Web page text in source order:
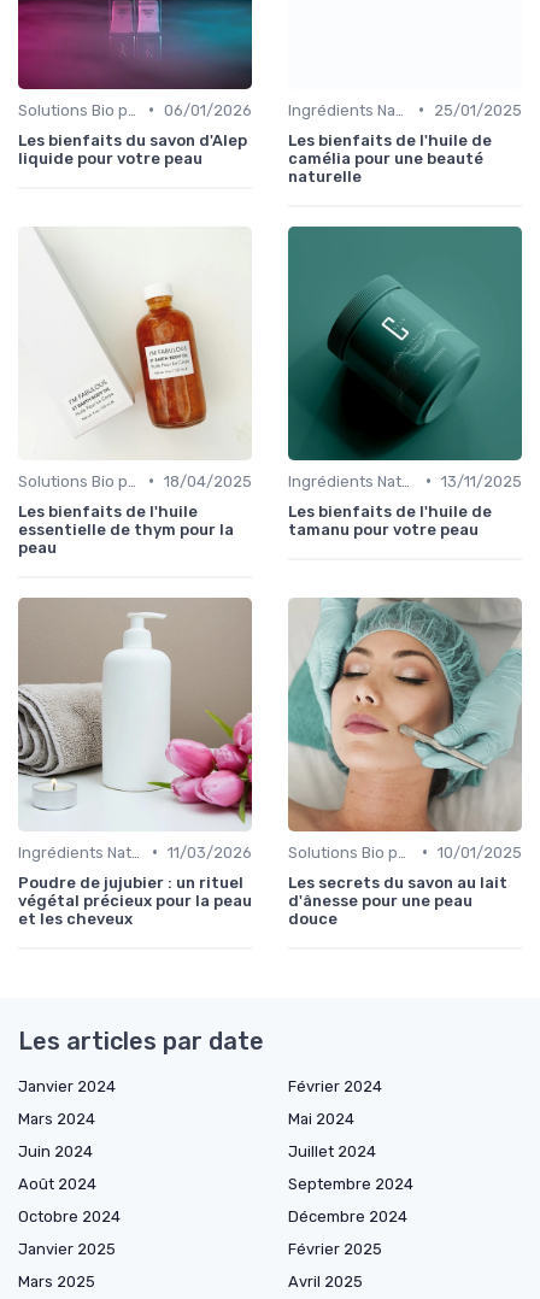
• 06/01/2026
Les bienfaits du savon d'Alep
liquide pour votre peau
•
25/01/2025
Les bienfaits de l'huile de
camélia pour une beauté
naturelle
• 18/04/2025
Les bienfaits de l'huile
essentielle de thym pour la
peau
• 13/11/2025
Les bienfaits de l'huile de
tamanu pour votre peau
• 11/03/2026
Poudre de jujubier : un rituel
végétal précieux pour la peau
et les cheveux
• 10/01/2025
Les secrets du savon au lait
d'ânesse pour une peau
douce
Les articles par date
Janvier 2024
Février 2024
Mars 2024
Mai 2024
Juin 2024
Juillet 2024
Août 2024
Septembre 2024
Octobre 2024
Décembre 2024
Janvier 2025
Février 2025
Mars 2025
Avril 2025